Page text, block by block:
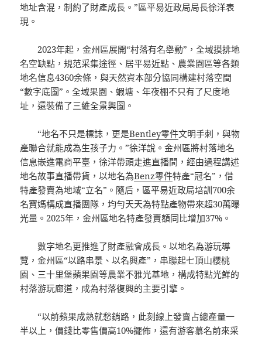
地址含混，制約了財產成長。”區平易近政局局長徐洋表
現。
2023年起，金州區展開“村落有名舉動”，全域摸排地
名空缺點，規范采集途徑、居平易近點、農業園區等各類
地名信息4360余條，與天然資本部分協同構建村落空間
“數字底圖”。全域果園、蝦塘、年夜棚不只有了尺度地
址，還裝備了三維全景輿圖。
“地名不只是標誌，更是Bentley零件文明手刺，與物
產聯合就能成為生孩子力。”徐洋說。金州區將村落地名
信息嵌進電商平臺，徐洋帶頭走進直播間，經由過程講述
地名故事直播帶貨，以地名為Benz零件特產“冠名”，借
特產發賣為地域“立名”。隨后，區平易近政局培訓700余
名寶媽構成直播團隊，均勻天天為特點產物帶來超30萬曝
光量。2025年，金州區地名特產發賣額同比增加37%。
數字地名更推進了財產融會成長。以地名為游玩導
覽，金州區“以路串景、以名興產”，串聯起七頂山櫻桃
園、三十里堡蘋果園等農業不雅光基地，構成特點光鮮的
村落游玩廊道，成為村落復興的主要引擎。
“以前蘋果成熟就愁銷路，此刻線上發賣占總產量一
半以上，價錢比零售價高10%擺佈，還有游客慕名前來采